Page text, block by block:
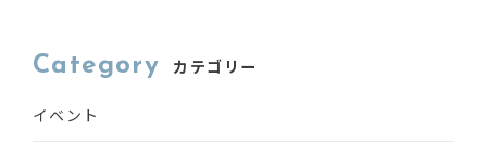
Category カテゴリー
イベント